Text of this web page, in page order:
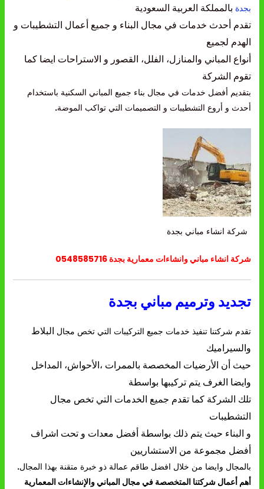
بجدة بالمملكة العربية السعودية
تقدم أحدث خدمات في مجال البناء و جميع أعمال التشطيبات و
الهدم لجميع
أنواع المباني والمنازل، الفلل، القصور و الاستراحات ايضا كما
تقوم الشركة
بتقديم أفضل خدمات في مجال بناء جميع المباني السكنية باستخدام
أحدث و أروع التشطيبات و التصميمات التي تواكب الموضة.
شركة انشاء مباني بجدة
شركة انشاء مباني وانشاءات معمارية بجدة 0548585716
تجديد وترميم مباني بجدة
تقدم شركتنا تنفيذ خدمات جميع التركيبات التي تخص مجال البلاط
والسيراميك
حيث أن الأرضيات المخصصة بالممرات ،الأحواش، المداخل
وايضا الغرف يتم تركيبها بواسطة
تلك الشركة كما تقدم جميع الخدمات التي تخص مجال
التشطيبات
و البناء حيث يتم ذلك بواسطة أفضل معدات و تحت اشراف
أفضل مجموعة من الاستشاريين
بالمجال وايضا من خلال افضل طاقم عمالة ذو خبرة متقنة بهذا المجال.
أهم أعمال شركتنا المتخصصة في مجال المباني والإنشاءات المعمارية